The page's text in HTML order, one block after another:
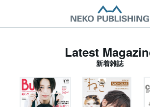
Latest
新着雑誌